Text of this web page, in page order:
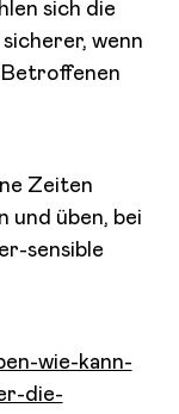
sich die
wenn
Betroffenen
Zeiten
und üben, bei
sensible
wie-kann-
die-